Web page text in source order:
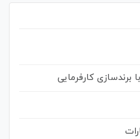
برندسازی کارفرمایی